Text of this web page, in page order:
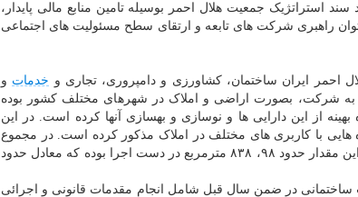
استراتژیک جمعیت هلال احمر بوسیله تامین منابع مالی پایدار،
راهبری شرکت های تابعه و ارتقای سطح مسئولیت های اجتماعی
ایران ساختمان، کشاورزی و دامپروری، تجاری و خدمات و
به شرکت، بصورت اراضی و املاک در شهرهای مختلف کشور بوده
از این دارایی ها و نوسازی و بهسازی آنها کرده است. در این
با کاربری های مختلف در املاک مذکور کرده است. در مجموع
حدود ۳۸۶، ۳۳۶ متر مربع برای کل پروژه ها زیربنا تعریف شده است که از این مقدار حدود ۹۸، ۸۳۸ مترمربع در دست اجرا بوده که معادل حدود
در ضمن سال قبل شامل انجام مقدمات قانونی و اجرائی